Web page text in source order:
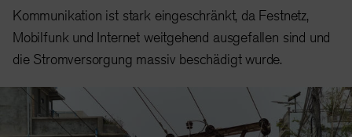
Kommunikation ist stark eingeschränkt, da Festnetz,
Mobilfunk und Internet weitgehend ausgefallen sind und
die Stromversorgung massiv beschädigt wurde.